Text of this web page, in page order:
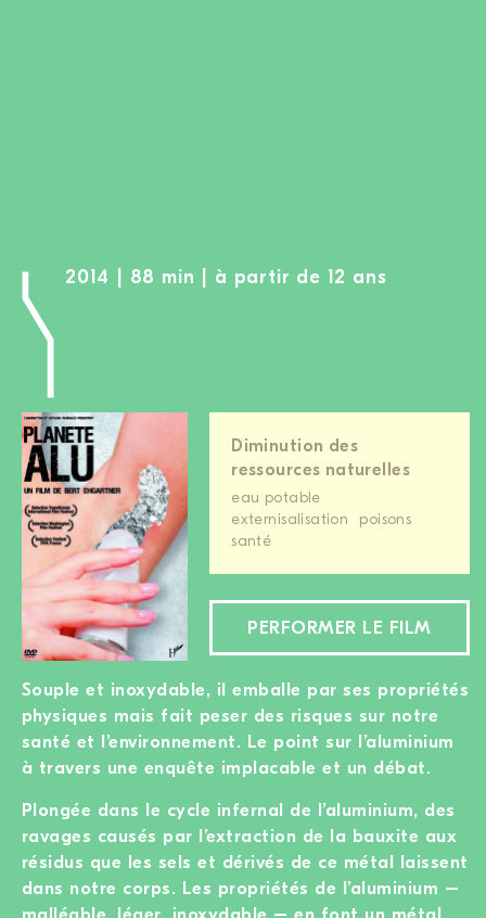
2014 | 88 min | à partir de 12 ans
Diminution des
ressources naturelles
eau potable
externisalisation
poisons
santé
PERFORMER LE FILM
Souple et inoxydable, il emballe par ses propriétés
physiques mais fait peser des risques sur notre
santé et l’environnement. Le point sur l’aluminium
à travers une enquête implacable et un débat.
Plongée dans le cycle infernal de l’aluminium, des
ravages causés par l’extraction de la bauxite aux
résidus que les sels et dérivés de ce métal laissent
dans notre corps. Les propriétés de l’aluminium –
malléable, léger, inoxydable – en font un métal
Login